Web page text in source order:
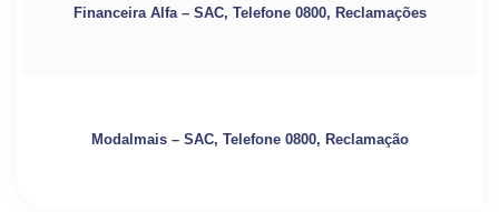
Financeira Alfa – SAC, Telefone 0800, Reclamações
Modalmais – SAC, Telefone 0800, Reclamação